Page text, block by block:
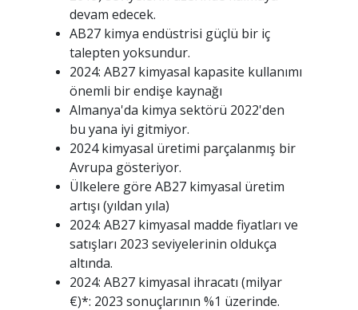
devam edecek.
AB27 kimya endüstrisi güçlü bir iç
talepten yoksundur.
2024: AB27 kimyasal kapasite kullanımı
önemli bir endişe kaynağı
Almanya'da kimya sektörü 2022'den
bu yana iyi gitmiyor.
2024 kimyasal üretimi parçalanmış bir
Avrupa gösteriyor.
Ülkelere göre AB27 kimyasal üretim
artışı (yıldan yıla)
2024: AB27 kimyasal madde fiyatları ve
satışları 2023 seviyelerinin oldukça
altında.
2024: AB27 kimyasal ihracatı (milyar
€)*: 2023 sonuçlarının %1 üzerinde.